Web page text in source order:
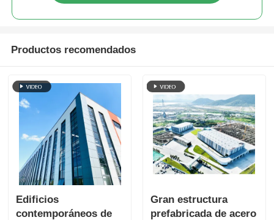
Productos recomendados
Edificios
contemporáneos de
Gran estructura
prefabricada de acero